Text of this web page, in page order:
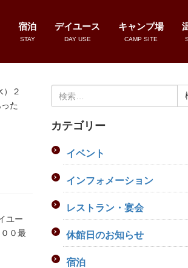
宿泊
STAY
デイユース
DAY USE
キャンプ場
CAMP SITE
２
た
ユー
０最
索:
カテゴリー
イベント
インフォメーション
レストラン・宴会
休館日のお知らせ
宿泊